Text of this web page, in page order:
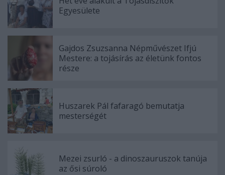
Egyesülete
Gajdos Zsuzsanna Népművészet Ifjú
Mestere: a tojásírás az életünk fontos
része
Huszarek Pál fafaragó bemutatja
mesterségét
Mezei zsurló - a dinoszauruszok tanúja
az ősi súroló